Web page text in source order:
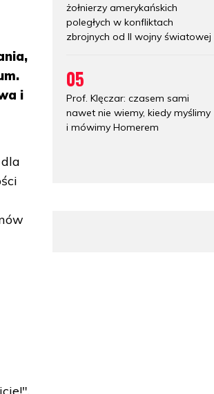
i
żołnierzy amerykańskich
poległych w konfliktach
zbrojnych od II wojny światowej
05
Prof. Klęczar: czasem sami
nawet nie wiemy, kiedy myślimy
i mówimy Homerem